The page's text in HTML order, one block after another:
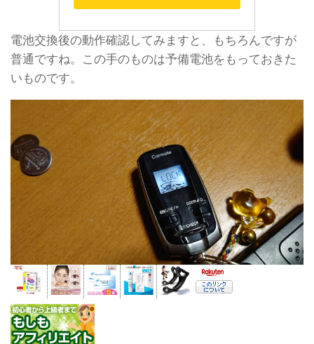
電池交換後の動作確認してみますと、もちろんですが
普通ですね。この手のものは予備電池をもっておきた
いものです。